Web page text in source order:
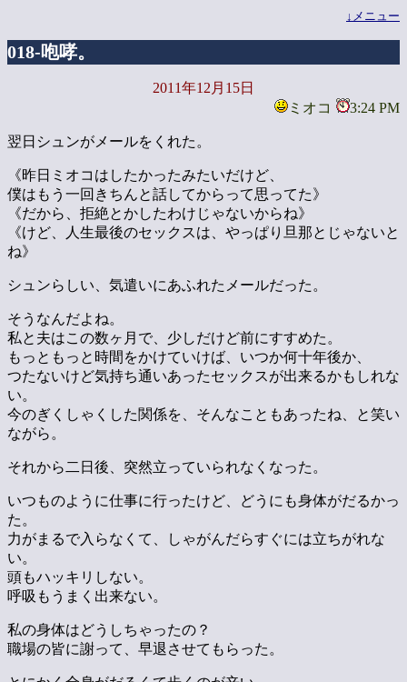
↓メニュー
018-咆哮。
2011年12月15日
ミオコ
3:24 PM
翌日シュンがメールをくれた。
《昨日ミオコはしたかったみたいだけど、
僕はもう一回きちんと話してからって思ってた》
《だから、拒絶とかしたわけじゃないからね》
《けど、人生最後のセックスは、やっぱり旦那とじゃないと
ね》
シュンらしい、気遣いにあふれたメールだった。
そうなんだよね。
私と夫はこの数ヶ月で、少しだけど前にすすめた。
もっともっと時間をかけていけば、いつか何十年後か、
つたないけど気持ち通いあったセックスが出来るかもしれな
い。
今のぎくしゃくした関係を、そんなこともあったね、と笑い
ながら。
それから二日後、突然立っていられなくなった。
いつものように仕事に行ったけど、どうにも身体がだるかっ
た。
力がまるで入らなくて、しゃがんだらすぐには立ちがれな
い。
頭もハッキリしない。
呼吸もうまく出来ない。
私の身体はどうしちゃったの？
職場の皆に謝って、早退させてもらった。